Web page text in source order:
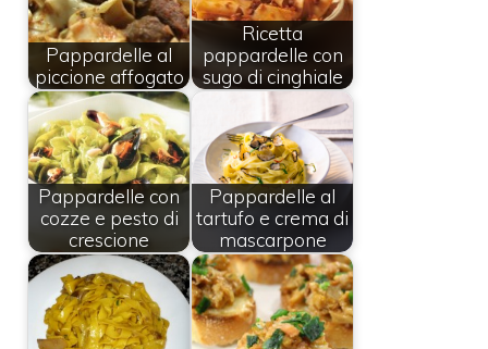
Pappardelle al
piccione affogato
Ricetta
pappardelle con
sugo di cinghiale
Pappardelle con
cozze e pesto di
crescione
Pappardelle al
tartufo e crema di
mascarpone